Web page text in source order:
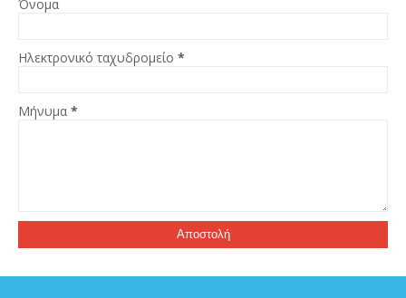
Όνομα
Ηλεκτρονικό ταχυδρομείο *
Μήνυμα *